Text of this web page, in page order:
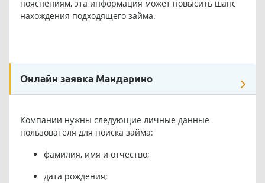
пояснениям, эта информация может повысить шанс
нахождения подходящего займа.
Онлайн заявка Мандарино
Компании нужны следующие личные данные
пользователя для поиска займа:
фамилия, имя и отчество;
дата рождения;